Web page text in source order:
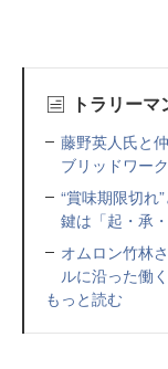
トラリー
藤野英人氏と
ブリッドワー
“賞味期限切れ
鍵は「起・承
オムロン竹林
ルに沿った働
もっと読む